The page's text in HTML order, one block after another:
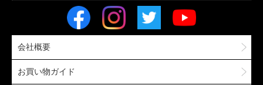
会社概要
お買い物ガイド